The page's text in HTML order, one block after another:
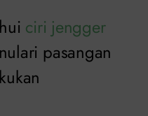
ciri jengger
pasangan